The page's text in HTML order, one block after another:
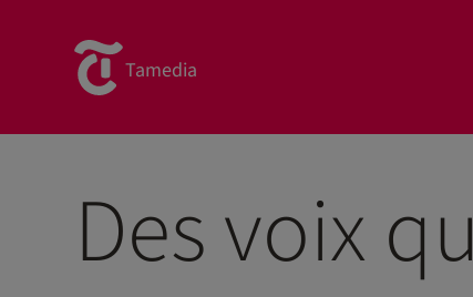
Tamedia
Des voix